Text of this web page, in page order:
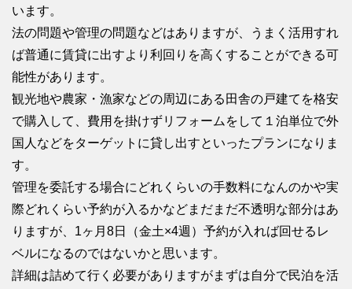
います。
法の問題や管理の問題などはありますが、うまく活用すれ
ば普通に賃貸に出すより利回りを高くすることができる可
能性があります。
観光地や農家・漁家などの周辺にある田舎の戸建てを格安
で購入して、費用を掛けずリフォームをして１泊単位で外
国人などをターゲットに貸し出すといったプランになりま
す。
管理を委託する場合にどれくらいの手数料になんのかや実
際どれくらい予約が入るかなどまだまだ不透明な部分はあ
りますが、1ヶ月8日（金土×4週）予約が入れば回せるレ
ベルになるのではないかと思います。
詳細は詰めて行く必要がありますがまずは自分で民泊を活